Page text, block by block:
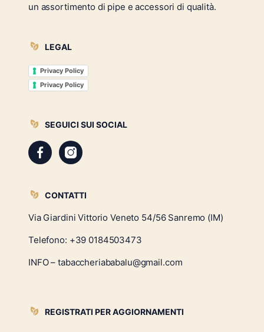
un assortimento di pipe e accessori di qualità.
LEGAL
Privacy Policy
Privacy Policy
SEGUICI SUI SOCIAL
CONTATTI
Via Giardini Vittorio Veneto 54/56 Sanremo (IM)
Telefono: +39 0184503473
INFO – tabaccheriababalu@gmail.com
REGISTRATI PER AGGIORNAMENTI